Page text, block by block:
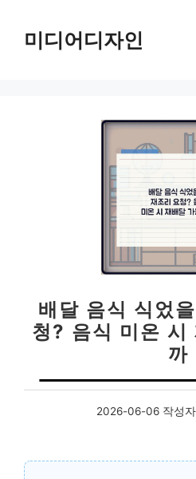
미디어디자인
배달 음식 식었
청? 음식 미온 시
까
2026-06-06 작성